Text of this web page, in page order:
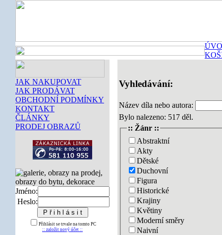
JAK NAKUPOVAT
JAK PRODÁVAT
OBCHODNÍ PODMÍNKY
KONTAKT
ČLÁNKY
PRODEJ OBRAZŮ
Jméno:
Heslo:
Přihlásit se trvale na tomto PC
:: založit nový účet ::
Vyhledávání:
Název díla nebo autora:
Bylo nalezeno: 517 děl.
:: Žánr ::
Abstraktní
Akty
Dětské
Duchovní
Figura
Historické
Krajiny
Květiny
Moderní směry
Naivní